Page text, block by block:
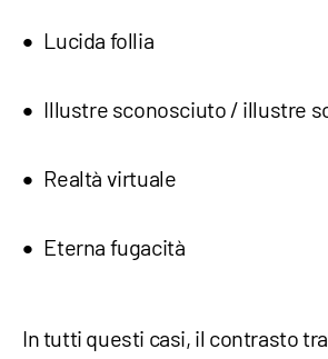
Lucida follia
Illustre sconosciuto / illustre
Realtà virtuale
Eterna fugacità
In tutti questi casi, il contrasto